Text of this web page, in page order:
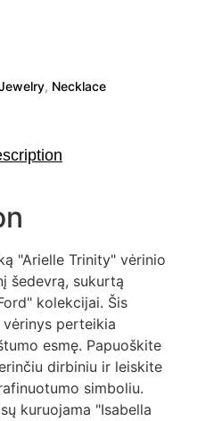
, Necklace
"Arielle Trinity" vėrinio
šedevrą, sukurtą
kolekcijai. Šis
perteikia
esmę. Papuoškite
dirbiniu ir leiskite
simboliu.
kuruojama "Isabella